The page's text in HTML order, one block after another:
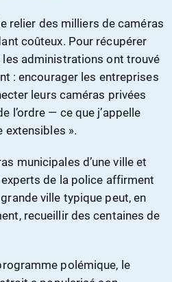
relier des milliers de caméras
coûteux. Pour récupérer
les administrations ont trouvé
: encourager les entreprises
leurs caméras privées
l’ordre — ce que j’appelle
extensibles ».
municipales d’une ville et
de la police affirment
ville typique peut, en
recueillir des centaines de
polémique, le